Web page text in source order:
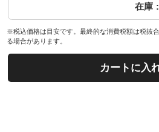
在庫
※税込価格は目安です。最終的な消費税額は税抜
る場合があります。
カートに入